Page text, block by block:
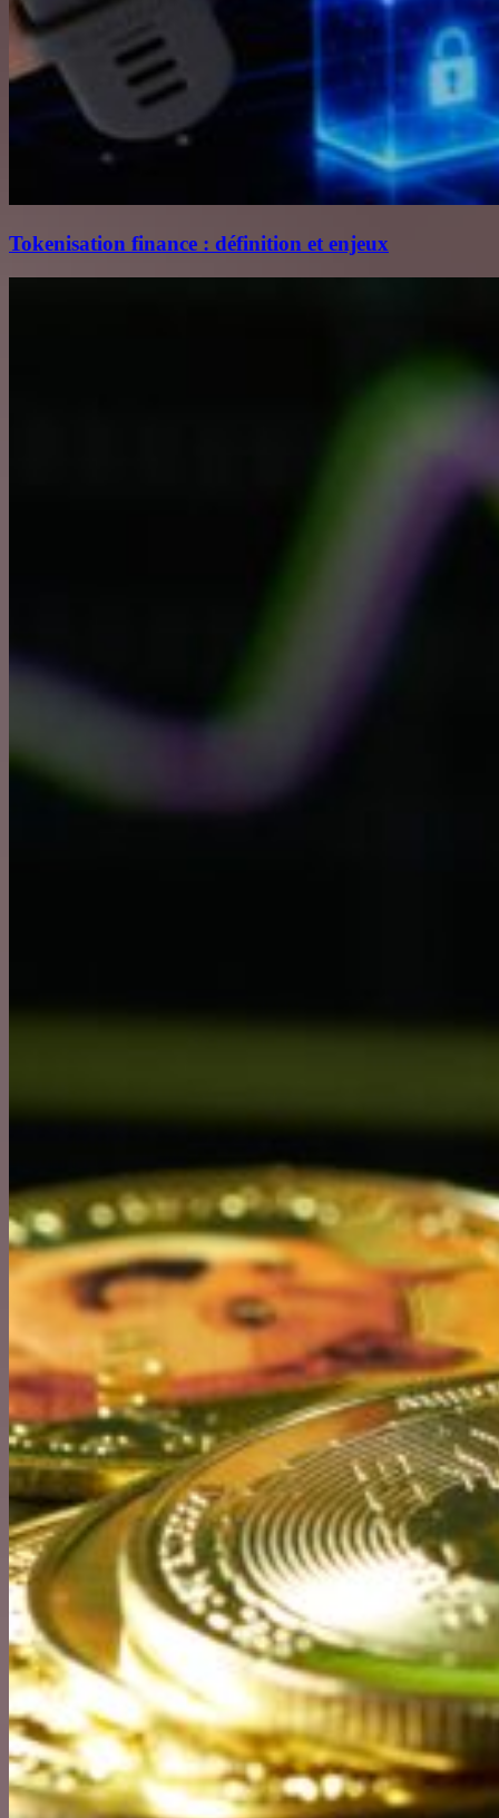
Tokenisation finance : définition et enjeux